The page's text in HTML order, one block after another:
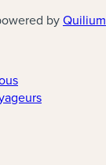
fenêtre)
byQuilium